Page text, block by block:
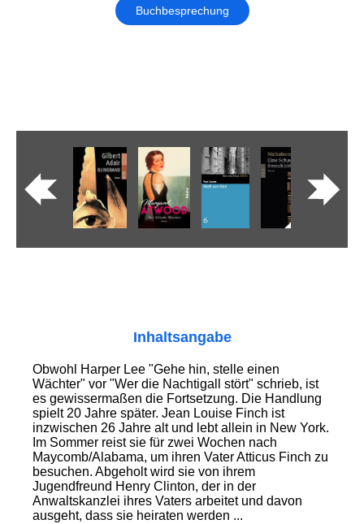
Buchbesprechung
Inhaltsangabe
Obwohl Harper Lee "Gehe hin, stelle einen
Wächter" vor "Wer die Nachtigall stört" schrieb, ist
es gewissermaßen die Fortsetzung. Die Handlung
spielt 20 Jahre später. Jean Louise Finch ist
inzwischen 26 Jahre alt und lebt allein in New York.
Im Sommer reist sie für zwei Wochen nach
Maycomb/Alabama, um ihren Vater Atticus Finch zu
besuchen. Abgeholt wird sie von ihrem
Jugendfreund Henry Clinton, der in der
Anwaltskanzlei ihres Vaters arbeitet und davon
ausgeht, dass sie heiraten werden ...